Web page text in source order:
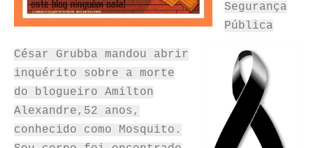
Segurança
Pública
César Grubba mandou abrir
inquérito sobre a morte
do blogueiro Amilton
Alexandre,52 anos,
conhecido como Mosquito.